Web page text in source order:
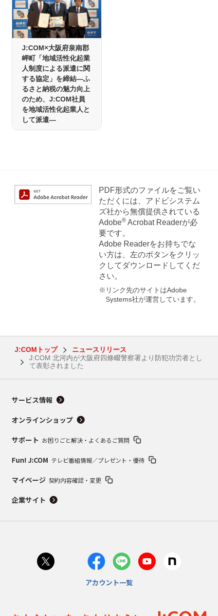
J:COM×大阪府泉南郡
岬町「地域活性化起業
人制度による派遣に関
する協定」を締結―ふ
るさと納税の魅力向上
のため、J:COM社員
を地域活性化起業人と
して派遣―
PDF形式のファイルをご覧い
ただくには、アドビシステム
ズ社から無償提供されている
Adobe®Acrobat Readerが必
要です。
Adobe Readerをお持ちでな
い方は、左のボタンをクリッ
クしてダウンロードしてくだ
さい。
※リンク先のサイトはAdobe
Systems社が運営しています。
J:COMトップ
ニュースリリース
J:COM 北河内が大阪府四條畷警察署より防犯功労者とし
て表彰されました
サービス情報
オンラインショップ
サポート お困りごと解決・よくあるご質問
Fun! J:COM テレビ番組情報／プレゼント・優待
マイページ 契約内容確認・変更
企業サイト
アカウント一覧